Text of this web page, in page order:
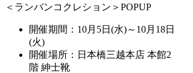
＜ランバンコクレション＞POPUP
開催期間：10月5日(水)～10月18日
(火)
開催場所：日本橋三越本店 本館2
階 紳士靴